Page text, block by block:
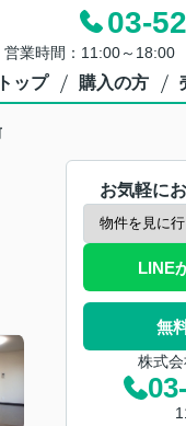
03-
営業時間：11:00～
ップ 購入の方
お気軽に
LINE
無
株式